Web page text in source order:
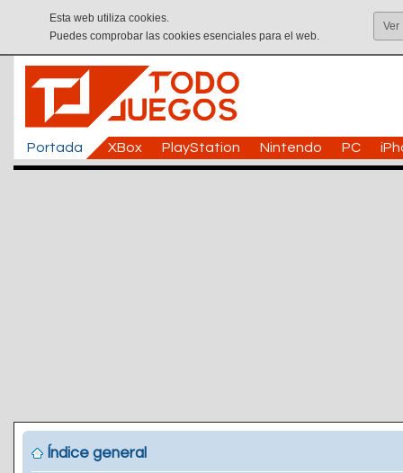
Esta web utiliza cookies.
Puedes comprobar las cookies esenciales para el web.
Ver
Portada XBox PlayStation Nintendo PC
Índice general